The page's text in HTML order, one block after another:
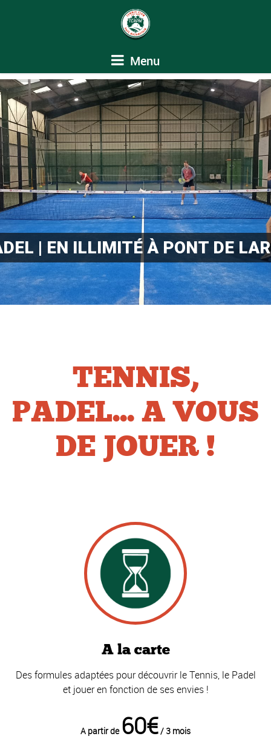
Menu
| EN ILLIMITÉ À PONT DE
TENNIS,
PADEL... A VOUS
DE JOUER !
A la carte
Des formules adaptées pour découvrir le Tennis, le Padel
et jouer en fonction de ses envies !
A partir de 60€/ 3 mois